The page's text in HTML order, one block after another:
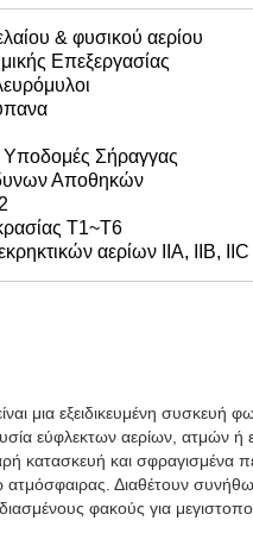
& φυσικού αερίου
Επεξεργασίας
Υποδομές Σήραγγας
Αποθηκών
T1~T6